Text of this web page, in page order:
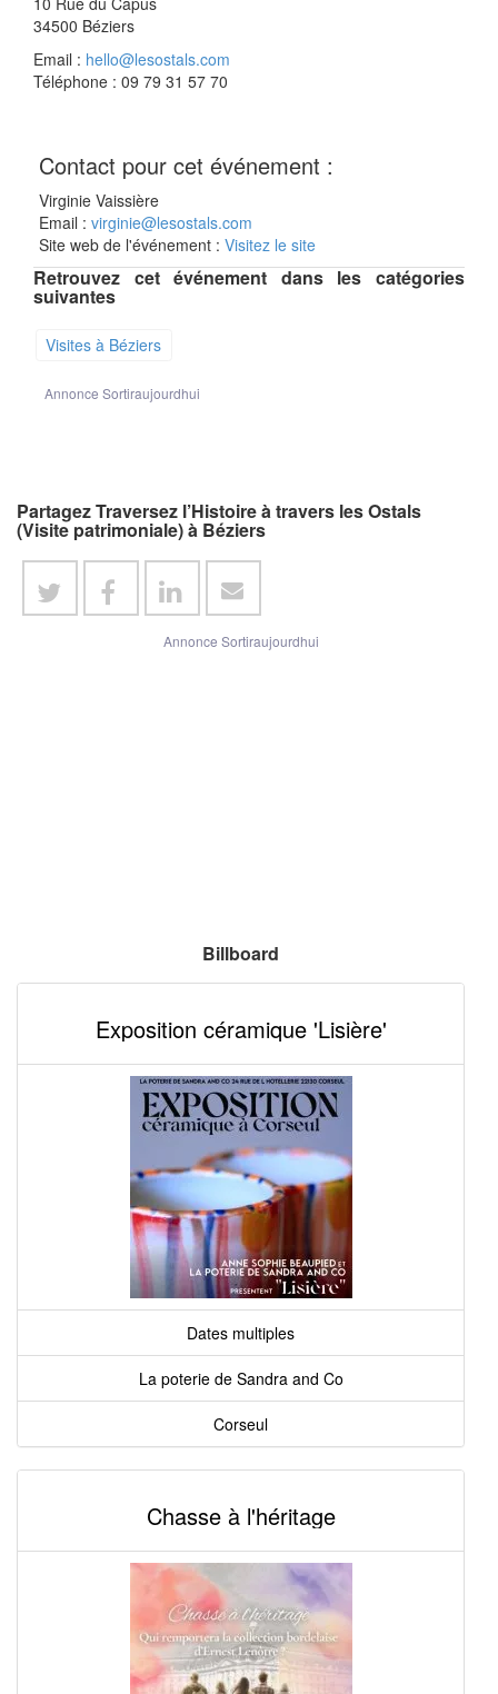
34500 Béziers
Email : hello@lesostals.com
Téléphone : 09 79 31 57 70
Contact pour cet événement :
Virginie Vaissière
Email : virginie@lesostals.com
Site web de l'événement : Visitez le site
Retrouvez cet événement dans les catégories
suivantes
Visites à Béziers
Annonce Sortiraujourdhui
Partagez Traversez l’Histoire à travers les Ostals
(Visite patrimoniale) à Béziers
Annonce Sortiraujourdhui
Billboard
Exposition céramique 'Lisière'
Dates multiples
La poterie de Sandra and Co
Corseul
Chasse à l'héritage